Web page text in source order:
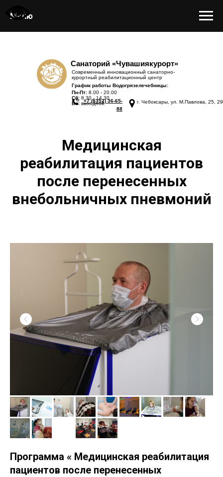
Меню
Санаторий «Чувашиякурорт»
Современный инновационный санаторно-
курортный реабилитационный центр
График работы Водогрязелечебницы:
Пн-Пт: 8.00 - 20.00
Сб: 8.30 - 14.30
Вс: выходной г. Чебоксары, ул. М.Павлова, 25, 29
+7 (8352) 36-65-
88
Медицинская
реабилитация пациентов
после перенесенных
внебольничных пневмоний
Программа « Медицинская реабилитация
пациентов после перенесенных